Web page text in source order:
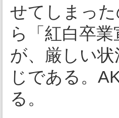
せてしまった
ら「紅白卒
が、厳しい
じである。
る。